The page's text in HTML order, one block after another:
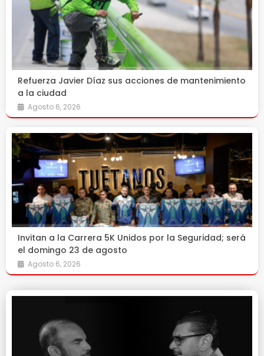
Refuerza Javier Díaz sus acciones de mantenimiento
a la ciudad
Agosto 6, 2026
Invitan a la Carrera 5K Unidos por la Seguridad; será
el domingo 23 de agosto
Agosto 6, 2026